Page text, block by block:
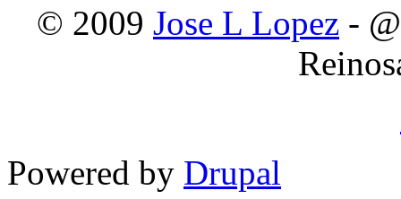
© 2009 Jose L Lopez -
Powered by Drupal